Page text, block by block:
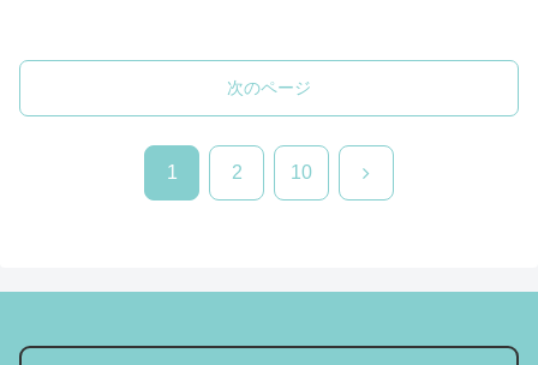
次のページ
1 2 10 次